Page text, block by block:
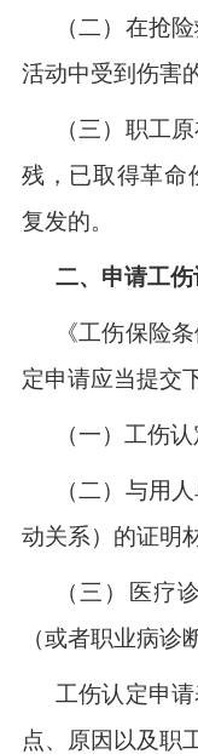
（二）在抢
活动中受到伤害
（三）职工
残，已取得革命
复发的。
二、申请工
《工伤保险
定申请应当提交
（一）工伤
（二）与用
动关系）的证明
（三）医疗
（或者职业病诊
工伤认定申
点、原因以及职